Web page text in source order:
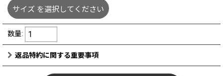
サイズ を選択してください
数量:
返品特約に関する重要事項